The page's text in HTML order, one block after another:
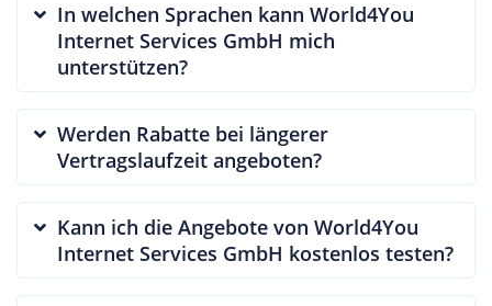
In welchen Sprachen kann World4You
Internet Services GmbH mich
unterstützen?
Werden Rabatte bei längerer
Vertragslaufzeit angeboten?
Kann ich die Angebote von World4You
Internet Services GmbH kostenlos testen?